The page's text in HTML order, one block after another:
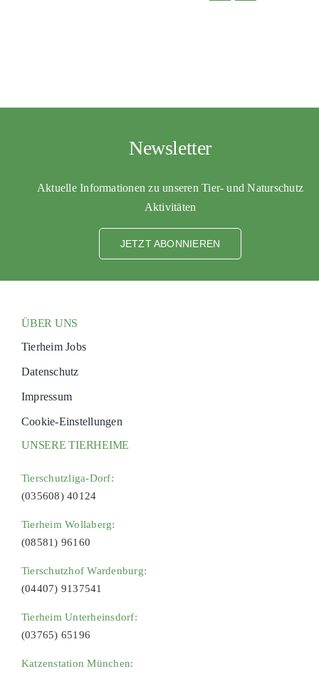
Newsletter
Aktuelle Informationen zu unseren Tier- und Naturschutz
Aktivitäten
JETZT ABONNIEREN
ÜBER UNS
Tierheim Jobs
Datenschutz
Impressum
Cookie-Einstellungen
UNSERE TIERHEIME
Tierschutzliga-Dorf:
(035608) 40124
Tierheim Wollaberg:
(08581) 96160
Tierschutzhof Wardenburg:
(04407) 9137541
Tierheim Unterheinsdorf:
(03765) 65196
Katzenstation München: